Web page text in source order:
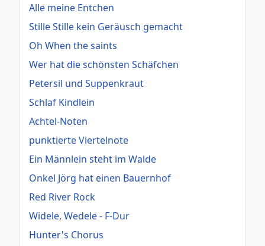
Alle meine Entchen
Stille Stille kein Geräusch gemacht
Oh When the saints
Wer hat die schönsten Schäfchen
Petersil und Suppenkraut
Schlaf Kindlein
Achtel-Noten
punktierte Viertelnote
Ein Männlein steht im Walde
Onkel Jörg hat einen Bauernhof
Red River Rock
Widele, Wedele - F-Dur
Hunter's Chorus